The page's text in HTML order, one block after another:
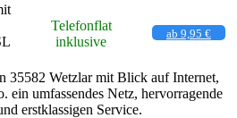
Telefonflat
inklusive
ab 9,95 €
35582 Wetzlar mit Blick auf Internet,
ein umfassendes Netz, hervorragende
erstklassigen Service.